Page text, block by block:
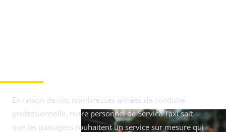
En raison de nos nombreuses années de conduite
professionnelle, notre personnel de Service Taxi sait
que les passagers souhaitent un service sur mesure qui